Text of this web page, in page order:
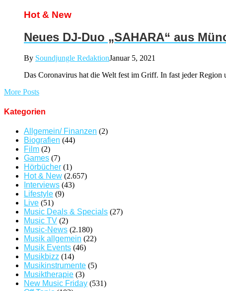
Hot & New
Neues DJ-Duo „SAHARA“ aus
By Soundjungle RedaktionJanuar 5, 2021
Das Coronavirus hat die Welt fest im Griff. In fast jeder Region
More Posts
Kategorien
Allgemein/ Finanzen (2)
Biografien (44)
Film (2)
Games (7)
Hörbücher (1)
Hot & New (2.657)
Interviews (43)
Lifestyle (9)
Live (51)
Music Deals & Specials (27)
Music TV (2)
Music-News (2.180)
Musik allgemein (22)
Musik Events (46)
Musikbizz (14)
Musikinstrumente (5)
Musiktherapie (3)
New Music Friday (531)